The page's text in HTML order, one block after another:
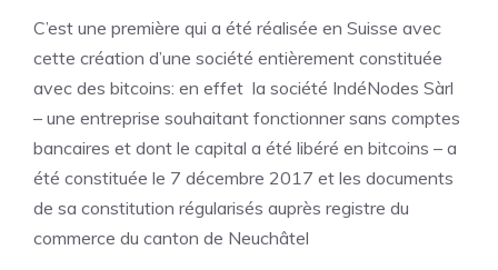
C’est une première qui a été réalisée en Suisse avec
cette création d’une société entièrement constituée
avec des bitcoins: en effet la société IndéNodes Sàrl
– une entreprise souhaitant fonctionner sans comptes
bancaires et dont le capital a été libéré en bitcoins – a
été constituée le 7 décembre 2017 et les documents
de sa constitution régularisés auprès registre du
commerce du canton de Neuchâtel